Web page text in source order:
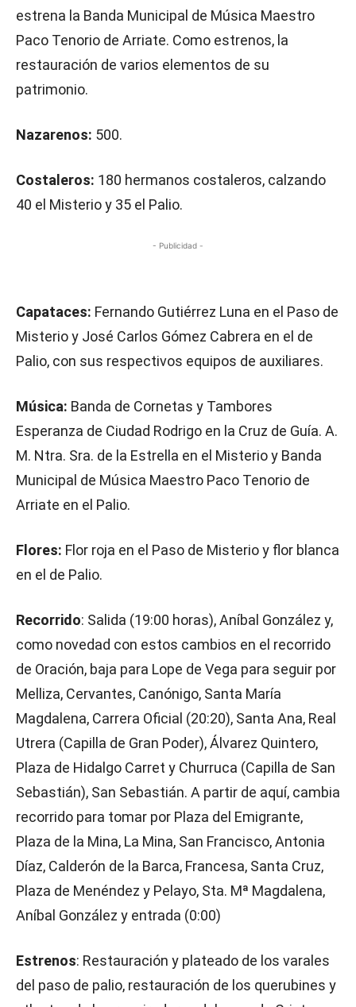
estrena la Banda Municipal de Música Maestro
Paco Tenorio de Arriate. Como estrenos, la
restauración de varios elementos de su
patrimonio.
Nazarenos: 500.
Costaleros: 180 hermanos costaleros, calzando
40 el Misterio y 35 el Palio.
- Publicidad -
Capataces: Fernando Gutiérrez Luna en el Paso de
Misterio y José Carlos Gómez Cabrera en el de
Palio, con sus respectivos equipos de auxiliares.
Música: Banda de Cornetas y Tambores
Esperanza de Ciudad Rodrigo en la Cruz de Guía. A.
M. Ntra. Sra. de la Estrella en el Misterio y Banda
Municipal de Música Maestro Paco Tenorio de
Arriate en el Palio.
Flores: Flor roja en el Paso de Misterio y flor blanca
en el de Palio.
Recorrido: Salida (19:00 horas), Aníbal González y,
como novedad con estos cambios en el recorrido
de Oración, baja para Lope de Vega para seguir por
Melliza, Cervantes, Canónigo, Santa María
Magdalena, Carrera Oficial (20:20), Santa Ana, Real
Utrera (Capilla de Gran Poder), Álvarez Quintero,
Plaza de Hidalgo Carret y Churruca (Capilla de San
Sebastián), San Sebastián. A partir de aquí, cambia
recorrido para tomar por Plaza del Emigrante,
Plaza de la Mina, La Mina, San Francisco, Antonia
Díaz, Calderón de la Barca, Francesa, Santa Cruz,
Plaza de Menéndez y Pelayo, Sta. Mª Magdalena,
Aníbal González y entrada (0:00)
Estrenos: Restauración y plateado de los varales
del paso de palio, restauración de los querubines y